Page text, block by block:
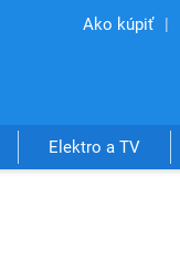
Ako kúpiť
Elektro a TV